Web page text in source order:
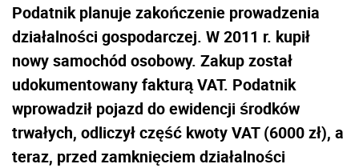
Podatnik planuje zakończenie prowadzenia
działalności gospodarczej. W 2011 r. kupił
nowy samochód osobowy. Zakup został
udokumentowany fakturą VAT. Podatnik
wprowadził pojazd do ewidencji środków
trwałych, odliczył część kwoty VAT (6000 zł), a
teraz, przed zamknięciem działalności